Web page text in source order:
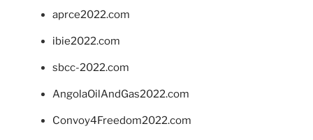
aprce2022.com
ibie2022.com
sbcc-2022.com
AngolaOilAndGas2022.com
Convoy4Freedom2022.com